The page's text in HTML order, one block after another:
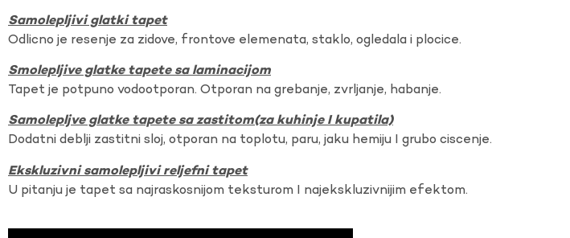
Samolepljivi glatki tapet
Odlicno je resenje za zidove, frontove elemenata, staklo, ogledala i plocice.
Smolepljive glatke tapete sa laminacijom
Tapet je potpuno vodootporan. Otporan na grebanje, zvrljanje, habanje.
Samolepljve glatke tapete sa zastitom(za kuhinje I kupatila)
Dodatni deblji zastitni sloj, otporan na toplotu, paru, jaku hemiju I grubo ciscenje.
Ekskluzivni samolepljivi reljefni tapet
U pitanju je tapet sa najraskosnijom teksturom I najekskluzivnijim efektom.